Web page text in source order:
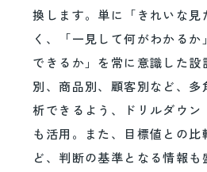
換します。単に「きれいな見
く、「一見して何がわかる
できるか」を常に意識した設
別、商品別、顧客別など、
析できるよう、ドリルダウン
も活用。また、目標値との
ど、判断の基準となる情報